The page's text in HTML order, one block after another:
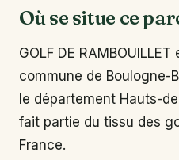
Où se situe ce
GOLF DE
commune de Boulogne-
le département Hauts-
fait partie du tissu des
France.